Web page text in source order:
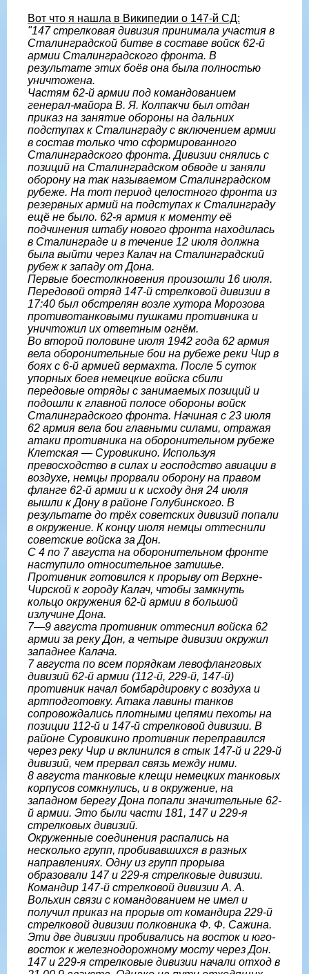
Вот что я нашла в Википедии о 147-й СД:
"147 стрелковая дивизия принимала участия в
Сталинградской битве в составе войск 62-й
армии Сталинградского фронта. В
результате этих боёв она была полностью
уничтожена.
Частям 62-й армии под командованием
генерал-майора В. Я. Колпакчи был отдан
приказ на занятие обороны на дальних
подступах к Сталинграду с включением армии
в состав только что сформированного
Сталинградского фронта. Дивизии снялись с
позиций на Сталинградском обводе и заняли
оборону на так называемом Сталинградском
рубеже. На тот период целостного фронта из
резервных армий на подступах к Сталинграду
ещё не было. 62-я армия к моменту её
подчинения штабу нового фронта находилась
в Сталинграде и в течение 12 июля должна
была выйти через Калач на Сталинградский
рубеж к западу от Дона.
Первые боестолкновения произошли 16 июля.
Передовой отряд 147-й стрелковой дивизии в
17:40 был обстрелян возле хутора Морозова
противотанковыми пушками противника и
уничтожил их ответным огнём.
Во второй половине июля 1942 года 62 армия
вела оборонительные бои на рубеже реки Чир в
боях с 6-й армией вермахта. После 5 суток
упорных боев немецкие войска сбили
передовые отряды с занимаемых позиций и
подошли к главной полосе обороны войск
Сталинградского фронта. Начиная с 23 июля
62 армия вела бои главными силами, отражая
атаки противника на оборонительном рубеже
Клетская — Суровикино. Используя
превосходство в силах и господство авиации в
воздухе, немцы прорвали оборону на правом
фланге 62-й армии и к исходу дня 24 июля
вышли к Дону в районе Голубинского. В
результате до трёх советских дивизий попали
в окружение. К концу июля немцы оттеснили
советские войска за Дон.
С 4 по 7 августа на оборонительном фронте
наступило относительное затишье.
Противник готовился к прорыву от Верхне-
Чирской к городу Калач, чтобы замкнуть
кольцо окружения 62-й армии в большой
излучине Дона.
7—9 августа противник оттеснил войска 62
армии за реку Дон, а четыре дивизии окружил
западнее Калача.
7 августа по всем порядкам левофланговых
дивизий 62-й армии (112-й, 229-й, 147-й)
противник начал бомбардировку с воздуха и
артподготовку. Атака лавины танков
сопровождались плотными цепями пехоты на
позиции 112-й и 147-й стрелковой дивизии. В
районе Суровикино противник переправился
через реку Чир и вклинился в стык 147-й и 229-й
дивизий, чем прервал связь между ними.
8 августа танковые клещи немецких танковых
корпусов сомкнулись, и в окружение, на
западном берегу Дона попали значительные 62-
й армии. Это были части 181, 147 и 229-я
стрелковых дивизий.
Окруженные соединения распались на
несколько групп, пробивавшихся в разных
направлениях. Одну из групп прорыва
образовали 147 и 229-я стрелковые дивизии.
Командир 147-й стрелковой дивизии А. А.
Вольхин связи с командованием не имел и
получил приказ на прорыв от командира 229-й
стрелковой дивизии полковника Ф. Ф. Сажина.
Эти две дивизии пробивались на восток и юго-
восток к железнодорожному мосту через Дон.
147 и 229-я стрелковые дивизии начали отход в